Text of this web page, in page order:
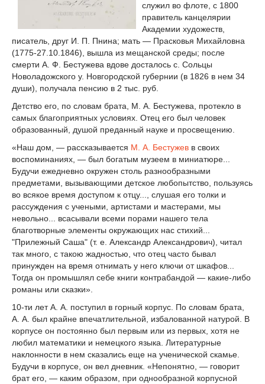
служил во флоте, с 1800
правитель канцелярии
Академии художеств,
писатель, друг И. П. Пнина; мать — Прасковья Михайловна
(1775-27.10.1846), вышла из мещанской среды; после
смерти А. Ф. Бестужева вдове досталось с. Сольцы
Новоладожского у. Новгородской губернии (в 1826 в нем 34
души), получала пенсию в 2 тыс. руб.
Детство его, по словам брата, М. А. Бестужева, протекло в
самых благоприятных условиях. Отец его был человек
образованный, душой преданный науке и просвещению.
«Наш дом, — рассказывается М. А. Бестужев в своих
воспоминаниях, — был богатым музеем в миниатюре...
Будучи ежедневно окружен столь разнообразными
предметами, вызывающими детское любопытство, пользуясь
во всякое время доступом к отцу..., слушая его толки и
рассуждения с учеными, артистами и мастерами, мы
невольно... всасывали всеми порами нашего тела
благотворные элементы окружающих нас стихий...
"Прилежный Саша" (т. е. Александр Александрович), читал
так много, с такою жадностью, что отец часто бывал
принужден на время отнимать у него ключи от шкафов...
Тогда он промышлял себе книги контрабандой — какие-либо
романы или сказки».
10-ти лет А. А. поступил в горный корпус. По словам брата,
А. А. был крайне впечатлительной, избалованной натурой. В
корпусе он постоянно был первым или из первых, хотя не
любил математики и немецкого языка. Литературные
наклонности в нем сказались еще на ученической скамье.
Будучи в корпусе, он вел дневник. «Непонятно, — говорит
брат его, — каким образом, при однообразной корпусной